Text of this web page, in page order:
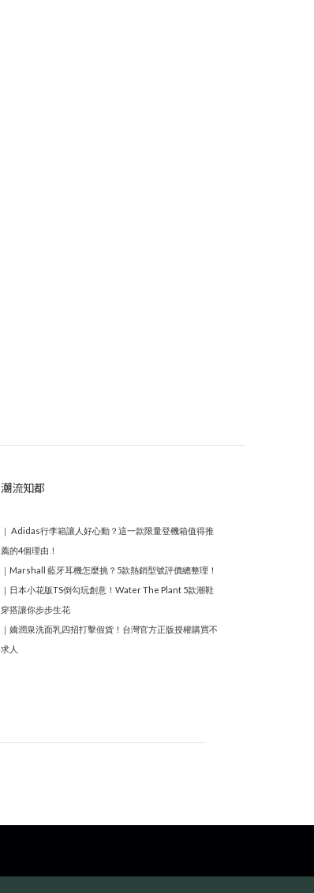
潮流知都
｜ Adidas行李箱讓人好心動？這一款限量登機箱值得推
薦的4個理由！
｜ Marshall 藍牙耳機怎麼挑？5款熱銷型號評價總整理！
｜ 日本小花版TS倒勾玩創意！Water The Plant 5款潮鞋
穿搭讓你步步生花
｜ 嬌潤泉洗面乳四招打擊假貨！台灣官方正版授權購買不
求人